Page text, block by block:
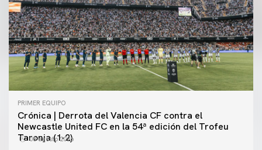
PRIMER EQUIPO
Crónica | Derrota del Valencia CF contra el
Newcastle United FC en la 54ª edición del Trofeu
Taronja (1-2)
08 agosto 2026